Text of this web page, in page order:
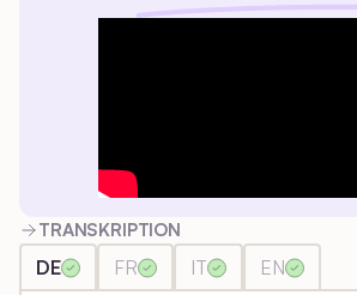
TRANSKRIPTION
DE FR IT EN